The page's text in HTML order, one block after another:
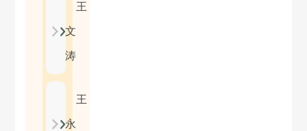
王
文
涛
王
永